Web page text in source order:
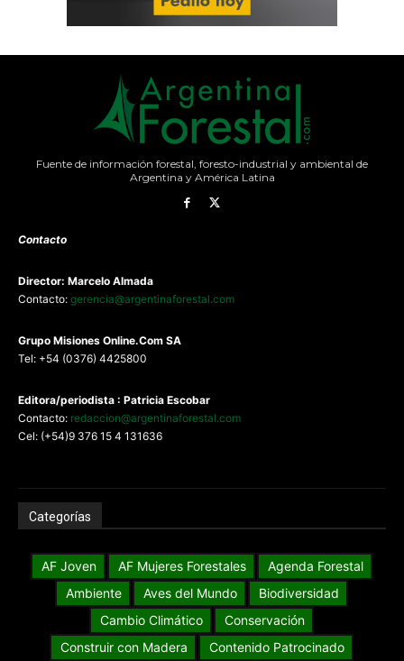
Fuente de información forestal, foresto-industrial y ambiental de
Argentina y América Latina
Contacto
Director: Marcelo Almada
Contacto: gerencia@argentinaforestal.com
Grupo Misiones Online.Com SA
Tel: +54 (0376) 4425800
Editora/periodista : Patricia Escobar
Contacto: redaccion@argentinaforestal.com
Cel: (+54)9 376 15 4 131636
Categorías
AF Joven AF Mujeres Forestales
Agenda Forestal
Ambiente
Aves del Mundo
Biodiversidad
Cambio Climático
Conservación
Construir con Madera
Contenido Patrocinado